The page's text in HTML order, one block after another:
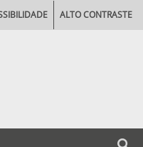
Busca
ALTO CONTRASTE